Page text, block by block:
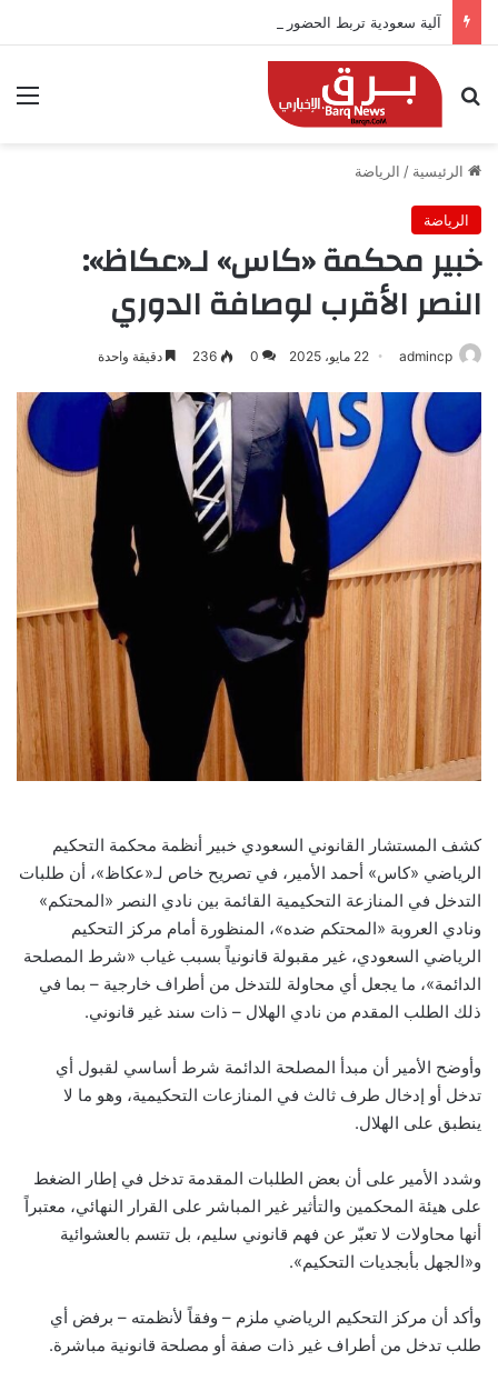
آلية سعودية تربط الحضور باجتياز الدورات
بحث عن
الرئيسية / الرياضة
الرياضة
خبير محكمة «كاس» لـ«عكاظ»:
النصر الأقرب لوصافة الدوري
admincp 22 مايو، 2025 0
236 دقيقة واحدة
كشف المستشار القانوني السعودي خبير أنظمة محكمة التحكيم
الرياضي «كاس» أحمد الأمير، في تصريح خاص لـ«عكاظ»، أن طلبات
التدخل في المنازعة التحكيمية القائمة بين نادي النصر «المحتكم»
ونادي العروبة «المحتكم ضده»، المنظورة أمام مركز التحكيم
الرياضي السعودي، غير مقبولة قانونياً بسبب غياب «شرط المصلحة
الدائمة»، ما يجعل أي محاولة للتدخل من أطراف خارجية – بما في
ذلك الطلب المقدم من نادي الهلال – ذات سند غير قانوني.
وأوضح الأمير أن مبدأ المصلحة الدائمة شرط أساسي لقبول أي
تدخل أو إدخال طرف ثالث في المنازعات التحكيمية، وهو ما لا
ينطبق على الهلال.
وشدد الأمير على أن بعض الطلبات المقدمة تدخل في إطار الضغط
على هيئة المحكمين والتأثير غير المباشر على القرار النهائي، معتبراً
أنها محاولات لا تعبّر عن فهم قانوني سليم، بل تتسم بالعشوائية
و«الجهل بأبجديات التحكيم».
وأكد أن مركز التحكيم الرياضي ملزم – وفقاً لأنظمته – برفض أي
طلب تدخل من أطراف غير ذات صفة أو مصلحة قانونية مباشرة.